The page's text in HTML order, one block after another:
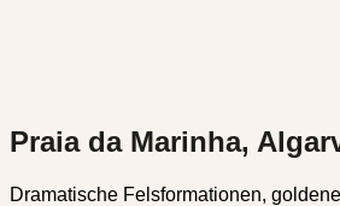
Praia da Marinha,
Dramatische Felsformationen,